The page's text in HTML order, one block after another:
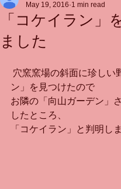
「コケイラン」
ました
May 19, 2016 1 min read
ン」を見つけたので
お隣の「向山ガーデン」
したところ、
「コケイラン」と判明し